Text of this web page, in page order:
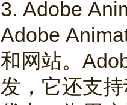
3. Adobe
Adobe
和网站。
发，它还支